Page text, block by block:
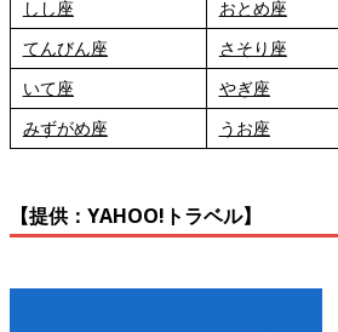
しし座
おとめ座
てんびん座
さそり座
いて座
やぎ座
みずがめ座
うお座
【提供：YAHOO!トラベル】